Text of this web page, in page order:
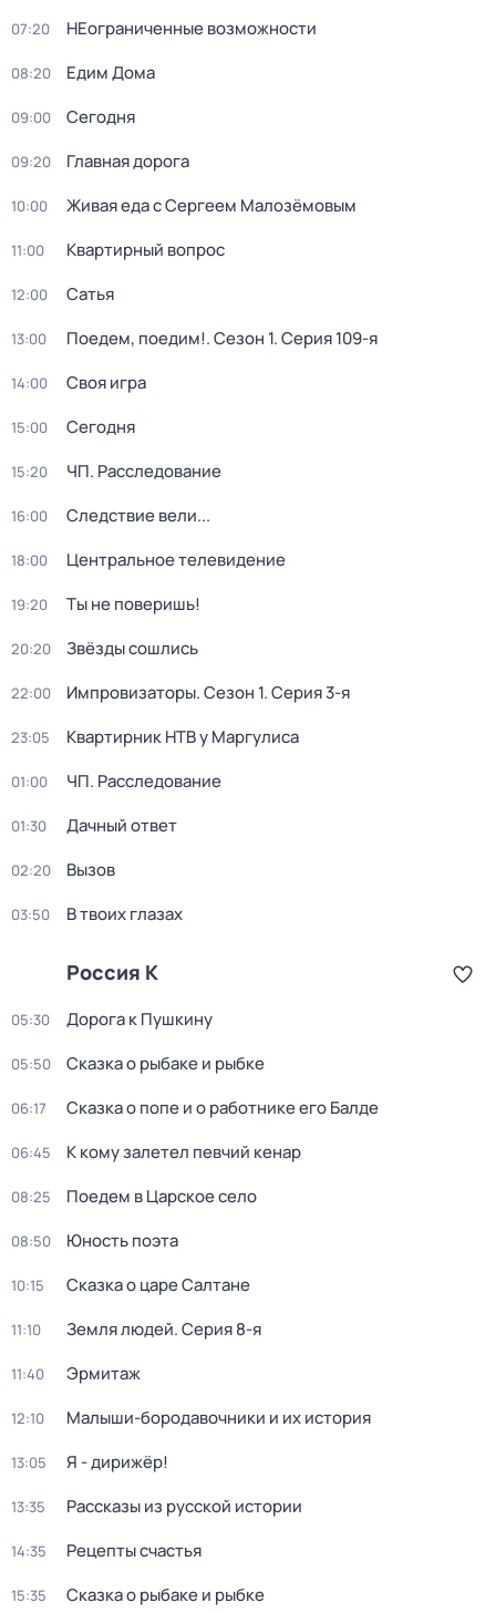
07:20 НЕограниченные возможности
08:20 Едим Дома
09:00 Сегодня
09:20 Главная дорога
10:00 Живая еда с Сергеем Малозёмовым
11:00 Квартирный вопрос
12:00 Сатья
13:00 Поедем, поедим!. Сезон 1. Серия 109-я
14:00 Своя игра
15:00 Сегодня
15:20 ЧП. Расследование
16:00 Следствие вели...
18:00 Центральное телевидение
19:20 Ты не поверишь!
20:20 Звёзды сошлись
22:00 Импровизаторы. Сезон 1. Серия 3-я
23:05 Квартирник НТВ у Маргулиса
01:00 ЧП. Расследование
01:30 Дачный ответ
02:20 Вызов
03:50 В твоих глазах
Россия К
05:30 Дорога к Пушкину
05:50 Сказка о рыбаке и рыбке
06:17 Сказка о попе и о работнике его Балде
06:45 К кому залетел певчий кенар
08:25 Поедем в Царское село
08:50 Юность поэта
10:15 Сказка о царе Салтане
11:10 Земля людей. Серия 8-я
11:40 Эрмитаж
12:10 Малыши-бородавочники и их история
13:05 Я - дирижёр!
13:35 Рассказы из русской истории
14:35 Рецепты счастья
15:35 Сказка о рыбаке и рыбке